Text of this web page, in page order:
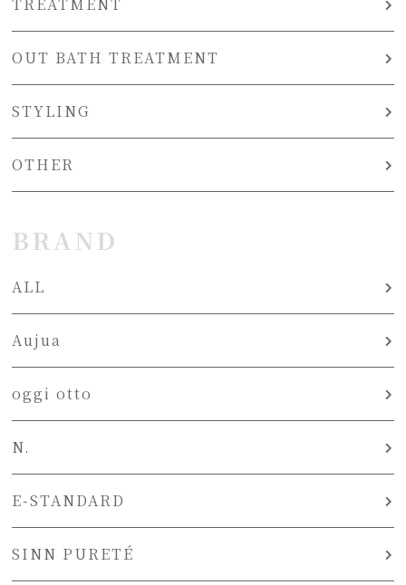
TREATMENT
OUT BATH TREATMENT
STYLING
OTHER
BRAND
ALL
Aujua
oggi otto
N.
E-STANDARD
SINN PURETÉ